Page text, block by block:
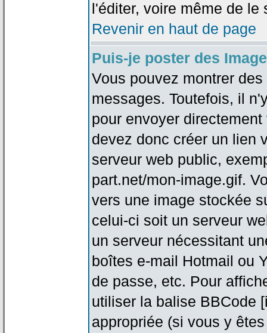
l'éditer, voire même de le
Revenir en haut de page
Puis-je poster des
Vous pouvez montrer
messages. Toutefois, il
pour envoyer
devez donc créer un lien
serveur web public,
part.net/mon-image.gif.
vers une image stockée
celui-ci soit un serveur
un serveur nécessitant
boîtes e-mail Hotmail ou
de passe, etc. Pour
utiliser la balise BBCode
appropriée (si vous y